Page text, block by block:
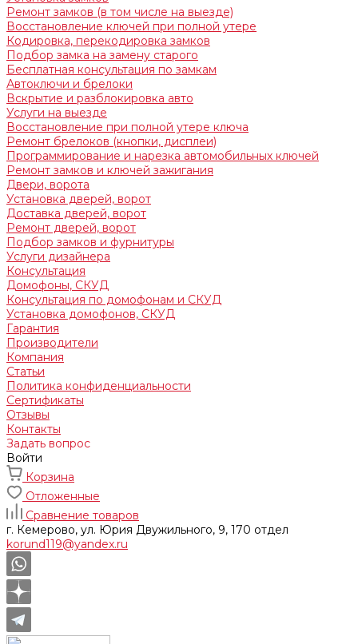
Ремонт замков (в том числе на выезде)
Восстановление ключей при полной утере
Кодировка, перекодировка замков
Подбор замка на замену старого
Бесплатная консультация по замкам
Автоключи и брелоки
Вскрытие и разблокировка авто
Услуги на выезде
Восстановление при полной утере ключа
Ремонт брелоков (кнопки, дисплеи)
Программирование и нарезка автомобильных ключей
Ремонт замков и ключей зажигания
Двери, ворота
Установка дверей, ворот
Доставка дверей, ворот
Ремонт дверей, ворот
Подбор замков и фурнитуры
Услуги дизайнера
Консультация
Домофоны, СКУД
Консультация по домофонам и СКУД
Установка домофонов, СКУД
Гарантия
Производители
Компания
Статьи
Политика конфиденциальности
Сертификаты
Отзывы
Контакты
Задать вопрос
Войти
Корзина
Отложенные
Сравнение товаров
г. Кемерово, ул. Юрия Двужильного, 9, 170 отдел
korund119@yandex.ru